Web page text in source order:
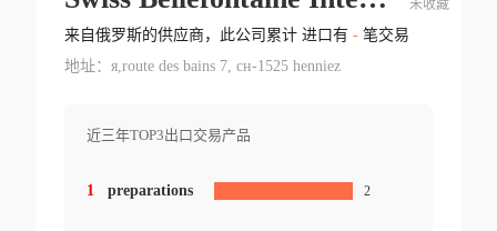
来自俄罗斯的供应商，此公司累计 进口有 -笔交易
地址：я,route des bains 7, сн-1525 henniez
近三年TOP3出口交易产品
1 preparations 2
未收藏